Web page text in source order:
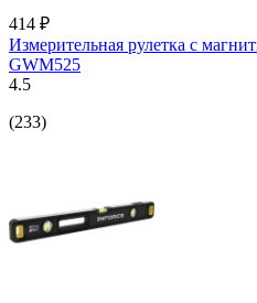
414 ₽
Измерительная рулетка с
GWM525
4.5
(233)